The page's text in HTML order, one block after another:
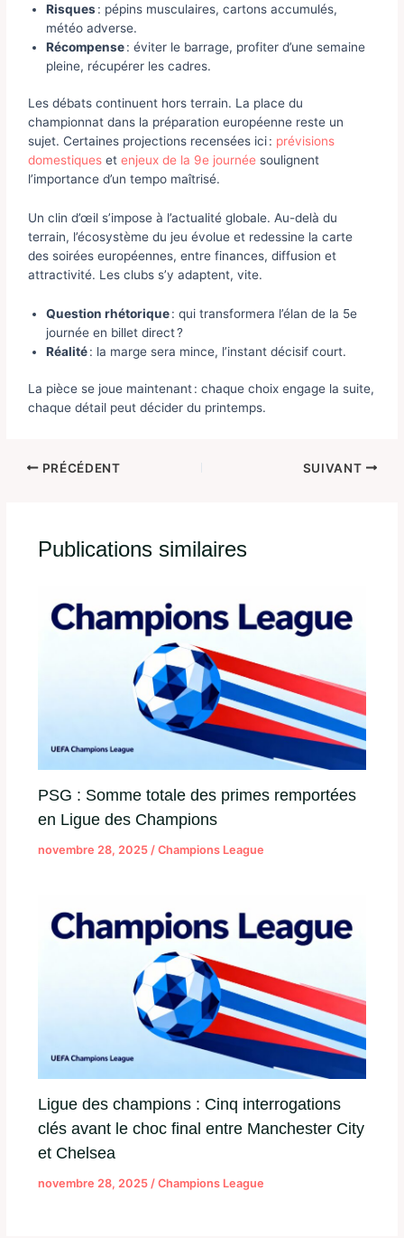
Risques: pépins musculaires, cartons accumulés,
météo adverse.
Récompense: éviter le barrage, profiter d’une semaine
pleine, récupérer les cadres.
Les débats continuent hors terrain. La place du
championnat dans la préparation européenne reste un
sujet. Certaines projections recensées ici : prévisions
domestiques etenjeux de la 9e journée soulignent
l’importance d’un tempo maîtrisé.
Un clin d’œil s’impose à l’actualité globale. Au-delà du
terrain, l’écosystème du jeu évolue et redessine la carte
des soirées européennes, entre finances, diffusion et
attractivité. Les clubs s’y adaptent, vite.
Question rhétorique: qui transformera l’élan de la 5e
journée en billet direct ?
Réalité: la marge sera mince, l’instant décisif court.
La pièce se joue maintenant : chaque choix engage la suite,
chaque détail peut décider du printemps.
PRÉCÉDENT SUIVANT
Publications similaires
PSG : Somme totale des primes remportées
en Ligue des Champions
novembre 28, 2025 / Champions League
Ligue des champions : Cinq interrogations
clés avant le choc final entre Manchester City
et Chelsea
novembre 28, 2025 / Champions League